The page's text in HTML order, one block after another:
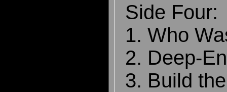
Side Four:
1. Who
2. Deep-
3. Build